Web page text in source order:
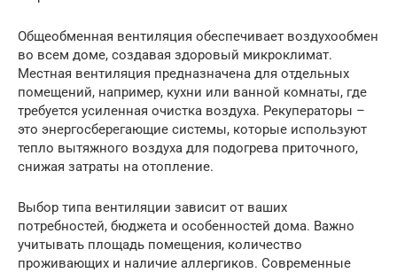
Общеобменная вентиляция обеспечивает воздухообмен
во всем доме, создавая здоровый микроклимат.
Местная вентиляция предназначена для отдельных
помещений, например, кухни или ванной комнаты, где
требуется усиленная очистка воздуха. Рекуператоры –
это энергосберегающие системы, которые используют
тепло вытяжного воздуха для подогрева приточного,
снижая затраты на отопление.
Выбор типа вентиляции зависит от ваших
потребностей, бюджета и особенностей дома. Важно
учитывать площадь помещения, количество
проживающих и наличие аллергиков. Современные